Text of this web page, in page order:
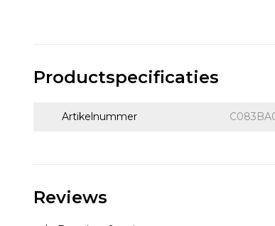
Productspecificaties
Artikelnummer
Reviews